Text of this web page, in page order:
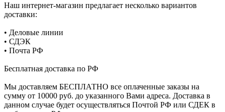
Наш интернет-магазин предлагает несколько вариантов
доставки:
• Деловые линии
• СДЭК
• Почта РФ
Бесплатная доставка по РФ
Мы доставляем БЕСПЛАТНО все оплаченные заказы на
сумму от 10000 руб. до указанного Вами адреса. Доставка в
данном случае будет осуществляться Почтой РФ или СДЕК в